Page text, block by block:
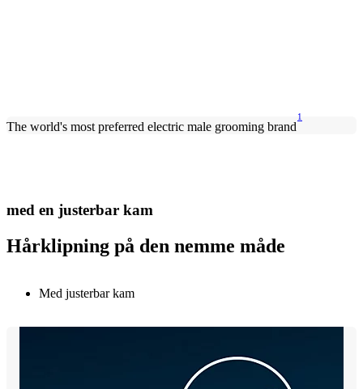
The world's most preferred electric male grooming brand
1
med en justerbar kam
Hårklipning på den nemme måde
Med justerbar kam